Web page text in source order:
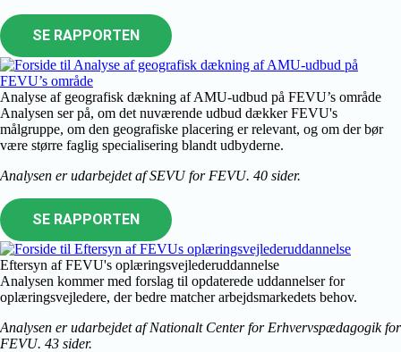
SE RAPPORTEN
Analyse af geografisk dækning af AMU-udbud på FEVU’s område
Analysen ser på, om det nuværende udbud dækker FEVU's
målgruppe, om den geografiske placering er relevant, og om der bør
være større faglig specialisering blandt udbyderne.
Analysen er udarbejdet af SEVU for FEVU. 40 sider.
SE RAPPORTEN
Eftersyn af FEVU's oplæringsvejlederuddannelse
Analysen kommer med forslag til opdaterede uddannelser for
oplæringsvejledere, der bedre matcher arbejdsmarkedets behov.
Analysen er udarbejdet af Nationalt Center for Erhvervspædagogik for
FEVU. 43 sider.